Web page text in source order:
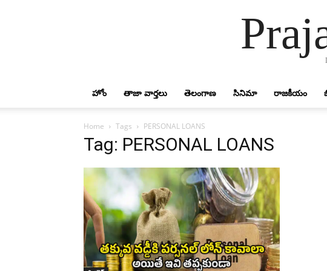
హోం తాజా వార్తలు తెలంగాణ సినిమా రాజకీయం
Home Tags PERSONAL LOANS
Tag: PERSONAL LOANS